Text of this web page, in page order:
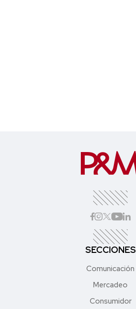
SECCIONES
Comunicación
Mercadeo
Consumidor